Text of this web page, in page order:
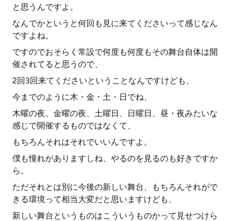
と思うんですよ。
なんでかというと何回も見に来てくださいって感じなん
ですよね。
ですのでおそらく常設で何度も何度もその舞台自体は開
催されてると思うので、
2回3回来てくださいということなんですけども、
今までのように木・金・土・日でね、
木曜の夜、金曜の夜、土曜日、日曜日、昼・夜みたいな
感じで開催するものではなくて、
もちろんそれはそれでいいんですよ。
僕も憧れがありますしね、やるのを見るのも好きですか
ら。
ただそれとは別に今後の新しい舞台、もちろんそれがで
きる環境って相当大変だと思いますけども、
新しい舞台というものはこういうものかって見せつけら